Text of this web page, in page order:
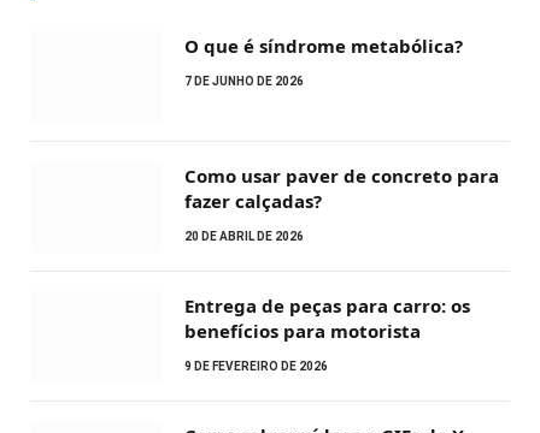
O que é síndrome metabólica?
7 DE JUNHO DE 2026
Como usar paver de concreto para
fazer calçadas?
20 DE ABRIL DE 2026
Entrega de peças para carro: os
benefícios para motorista
9 DE FEVEREIRO DE 2026